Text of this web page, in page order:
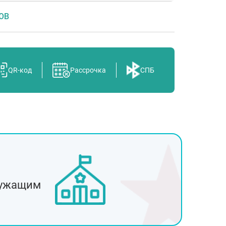
QR-код Рассрочка СПБ